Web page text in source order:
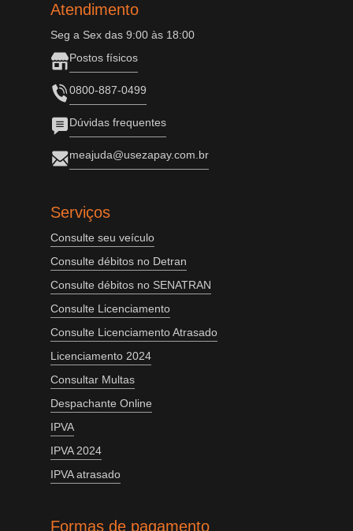
Atendimento
Seg a Sex das 9:00 às 18:00
Postos físicos
0800-887-0499
Dúvidas frequentes
meajuda@usezapay.com.br
Serviços
Consulte seu veículo
Consulte débitos no Detran
Consulte débitos no SENATRAN
Consulte Licenciamento
Consulte Licenciamento Atrasado
Licenciamento 2024
Consultar Multas
Despachante Online
IPVA
IPVA 2024
IPVA atrasado
Formas de pagamento